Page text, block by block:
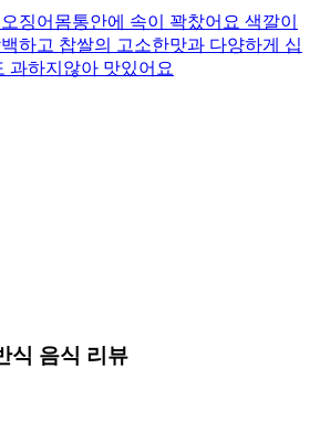
징어몸통안에 속이 꽉찼어요 색깔이
하고 찹쌀의 고소한맛과 다양하게 십
과하지않아 맛있어요
식 음식 리뷰